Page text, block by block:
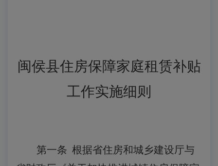
闽侯县住房保障家庭租赁补贴
工作实施细则
第一条 根据省住房和城乡建设厅与